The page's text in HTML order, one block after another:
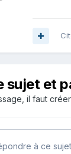
sujet et
il faut
à ce